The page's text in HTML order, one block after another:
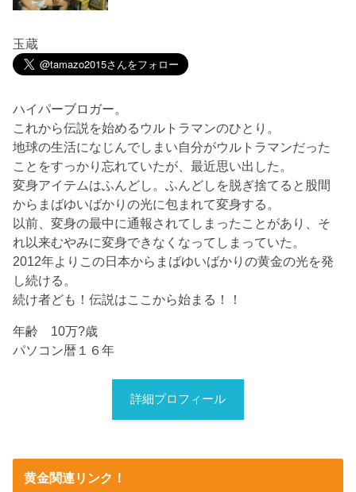
玉蔵
ハイパーブロガー。
これから伝説を始めるウルトラマンのひとり。
地球の生活になじんでしまい自分がウルトラマンだった
ことをすっかり忘れていたが、最近思い出した。
変身アイテムはふんどし。ふんどしを脱ぎ捨てると股間
からまばゆいばかりの光に包まれて変身する。
以前、変身の最中に通報されてしまったことがあり、そ
れ以来むやみに変身できなくなってしまっていた。
2012年よりこの日本からまばゆいばかりの黄金の光を発
し続ける。
続け者ども！伝説はここから始まる！！
年齢 10万?歳
パソコン暦１６年
詳細プロフィール
黄金関連リンク！